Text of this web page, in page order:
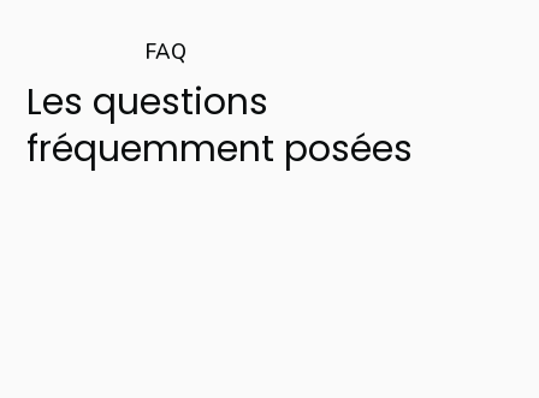
FAQ
Les questions
fréquemment posées